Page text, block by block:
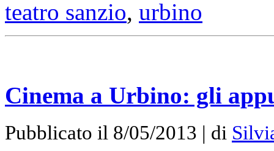
teatro sanzio, urbino
Cinema a Urbino: gli
Pubblicato il 8/05/2013 | di